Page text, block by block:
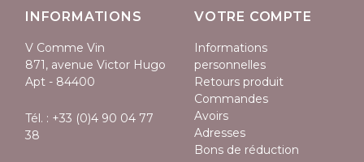
INFORMATIONS
V Comme Vin
871, avenue Victor Hugo
Apt - 84400
Tél. : +33 (0)4 90 04 77
38
VOTRE COMPTE
Informations
personnelles
Retours produit
Commandes
Avoirs
Adresses
Bons de réduction